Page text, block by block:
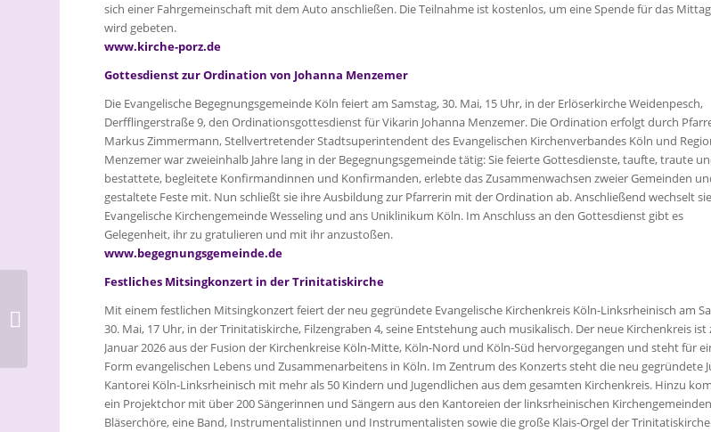
sich einer Fahrgemeinschaft mit dem Auto anschließen. Die Teilnahme ist kostenlos, um eine Spende für das
wird gebeten.
www.kirche-porz.de
Gottesdienst zur Ordination von Johanna Menzemer
Die Evangelische Begegnungsgemeinde Köln feiert am Samstag, 30. Mai, 15 Uhr, in der Erlöserkirche Weidenpesch,
Derfflingerstraße 9, den Ordinationsgottesdienst für Vikarin Johanna Menzemer. Die Ordination erfolgt durch
Markus Zimmermann, Stellvertretender Stadtsuperintendent des Evangelischen Kirchenverbandes Köln und
Menzemer war zweieinhalb Jahre lang in der Begegnungsgemeinde tätig: Sie feierte Gottesdienste, taufte, traute
bestattete, begleitete Konfirmandinnen und Konfirmanden, erlebte das Zusammenwachsen zweier Gemeinden
gestaltete Feste mit. Nun schließt sie ihre Ausbildung zur Pfarrerin mit der Ordination ab. Anschließend wechselt
Evangelische Kirchengemeinde Wesseling und ans Uniklinikum Köln. Im Anschluss an den Gottesdienst gibt es
Gelegenheit, ihr zu gratulieren und mit ihr anzustoßen.
www.begegnungsgemeinde.de
Festliches Mitsingkonzert in der Trinitatiskirche
Mit einem festlichen Mitsingkonzert feiert der neu gegründete Evangelische Kirchenkreis Köln-Linksrheinisch am
30. Mai, 17 Uhr, in der Trinitatiskirche, Filzengraben 4, seine Entstehung auch musikalisch. Der neue Kirchenkreis ist
Januar 2026 aus der Fusion der Kirchenkreise Köln-Mitte, Köln-Nord und Köln-Süd hervorgegangen und steht für
Form evangelischen Lebens und Zusammenarbeitens in Köln. Im Zentrum des Konzerts steht die neu gegründete
Kantorei Köln-Linksrheinisch mit mehr als 50 Kindern und Jugendlichen aus dem gesamten Kirchenkreis. Hinzu
ein Projektchor mit über 200 Sängerinnen und Sängern aus den Kantoreien der linksrheinischen
Bläserchöre, eine Band, Instrumentalistinnen und Instrumentalisten sowie die große Klais-Orgel der
am 4. Juni: Fußball,